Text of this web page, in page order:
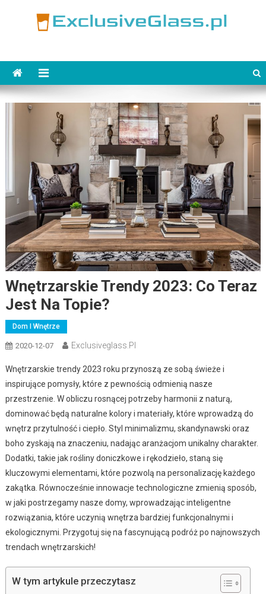
Wnętrzarskie Trendy 2023: Co Teraz
Jest Na Topie?
Dom I Wnętrze
2020-12-07 Exclusiveglass.pl
Wnętrzarskie trendy 2023 roku przynoszą ze sobą świeże i
inspirujące pomysły, które z pewnością odmienią nasze
przestrzenie. W obliczu rosnącej potrzeby harmonii z naturą,
dominować będą naturalne kolory i materiały, które wprowadzą do
wnętrz przytulność i ciepło. Styl minimalizmu, skandynawski oraz
boho zyskają na znaczeniu, nadając aranżacjom unikalny charakter.
Dodatki, takie jak rośliny doniczkowe i rękodzieło, staną się
kluczowymi elementami, które pozwolą na personalizację każdego
zakątka. Równocześnie innowacje technologiczne zmienią sposób,
w jaki postrzegamy nasze domy, wprowadzając inteligentne
rozwiązania, które uczynią wnętrza bardziej funkcjonalnymi i
ekologicznymi. Przygotuj się na fascynującą podróż po najnowszych
trendach wnętrzarskich!
W tym artykule przeczytasz